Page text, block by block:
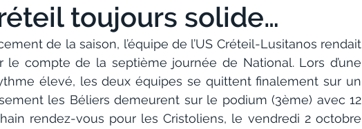
toujours solide…
de la saison, l’équipe de l’US Créteil-Lusitanos rendait
le compte de la septième journée de National. Lors d’une
élevé, les deux équipes se quittent finalement sur un
les Béliers demeurent sur le podium (3ème) avec 12
rendez-vous pour les Cristoliens, le vendredi 2 octobre